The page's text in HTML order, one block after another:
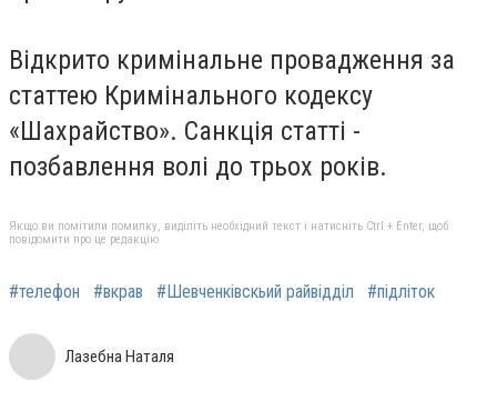
Відкрито кримінальне провадження за
статтею Кримінального кодексу
«Шахрайство». Санкція статті -
позбавлення волі до трьох років.
Якщо ви помітили помилку, виділіть необхідний текст і натисніть Ctrl + Enter, щоб
повідомити про це редакцію
#телефон #вкрав #Шевченківскьий райвідділ #підліток
Лазебна Наталя